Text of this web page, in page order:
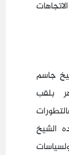
جاسم
بلقب
الشيخ